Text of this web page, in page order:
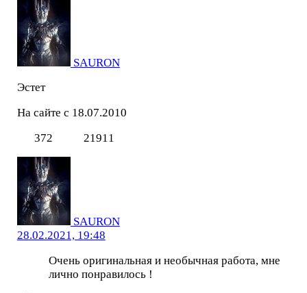
SAURON
Эстет
На сайте с 18.07.2010
372
21911
SAURON
28.02.2021, 19:48
Очень оригинальная и необычная работа, мне
лично понравилось !